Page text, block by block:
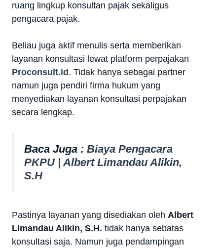
ruang lingkup konsultan pajak sekaligus
pengacara pajak.
Beliau juga aktif menulis serta memberikan
layanan konsultasi lewat platform perpajakan
Proconsult.id . Tidak hanya sebagai partner
namun juga pendiri firma hukum yang
menyediakan layanan konsultasi perpajakan
secara lengkap.
Baca Juga : Biaya Pengacara
PKPU | Albert Limandau Alikin,
S.H
Pastinya layanan yang disediakan oleh Albert
Limandau Alikin, S.H. tidak hanya sebatas
konsultasi saja. Namun juga pendampingan